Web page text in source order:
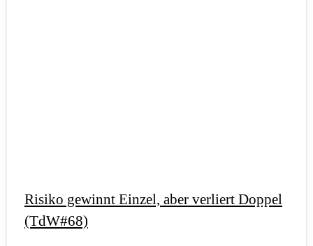
Risiko gewinnt Einzel, aber verliert Doppel
(TdW#68)